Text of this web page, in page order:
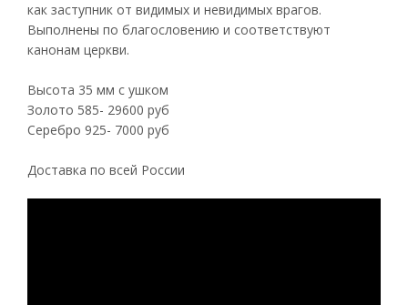
как заступник от видимых и невидимых врагов.
Выполнены по благословению и соответствуют
канонам церкви.
Высота 35 мм с ушком
Золото 585- 29600 руб
Серебро 925- 7000 руб
Доставка по всей России